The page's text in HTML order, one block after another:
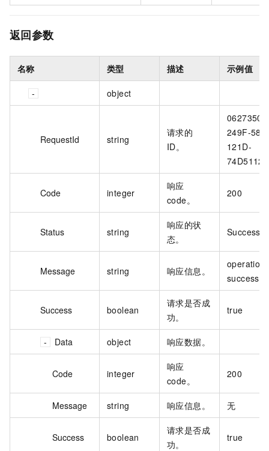
返回参数
名称 类型 描述 示例值
object
RequestId string
请求的
ID。
249F-
121D-
Code integer
响应
code。
200
Status string
响应的状
态。
Success
Message string 响应信息。
operation
success
Success boolean
请求是否成
功。
true
Data object 响应数据。
Code integer
响应
code。
200
Message string 响应信息。 无
Success boolean
请求是否成
功。
true